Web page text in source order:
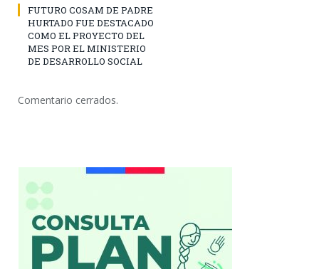
FUTURO COSAM DE PADRE
HURTADO FUE DESTACADO
COMO EL PROYECTO DEL
MES POR EL MINISTERIO
DE DESARROLLO SOCIAL
Comentario cerrados.